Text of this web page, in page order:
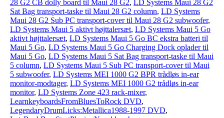
28 G2 CB dolly board til Maui 28 G2, LD Systems Maui 28 G2
Sat Bag transport-taske til Maui 28 G2 column, LD Systems
Maui 28 G2 Sub PC transport-cover til Maui 28 G2 subwoofer,
LD Systems Maui 5 aktivt højttalersæt, LD Systems Maui 5 Go
aktivt højttalersæt, LD Systems Maui 5 Go BC ekstra batteri til
Maui 5 Go, LD Systems Maui 5 Go Charging Dock oplader til
Maui 5 Go, LD Systems Maui 5 Sat Bag transport-taske til Maui
5 column, LD Systems Maui 5 Sub PC transport-cover til Maui
5 subwoofer, LD Systems MEI 1000 G2 BPR trådløs in-ear
monitor-modtager, LD Systems MEI 1000 G2 trådløs in-ear
monitor, LD Systems Zone 423 rack-mixer,
LearnkeyboardsFromBluesToRock DVD,
LegendaryDrumLicks:Metallica1988-1997 DVD,